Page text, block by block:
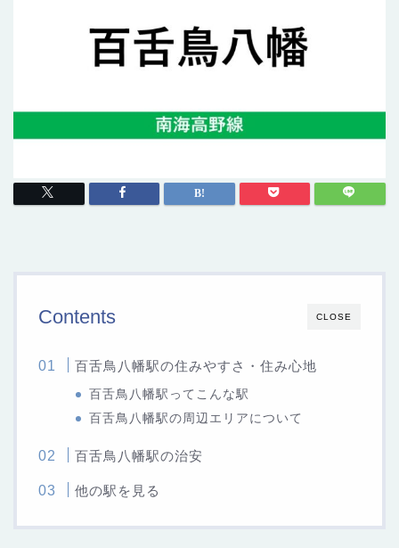
CLOSE
Contents
百舌鳥八幡駅の住みやすさ・住み心地
百舌鳥八幡駅ってこんな駅
百舌鳥八幡駅の周辺エリアについて
百舌鳥八幡駅の治安
他の駅を見る